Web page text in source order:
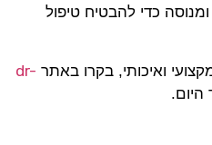
כדי להבטיח טיפול
ואיכותי, בקרו באתר dr-
היום.